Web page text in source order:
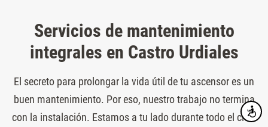
Servicios de mantenimiento
integrales en Castro Urdiales
El secreto para prolongar la vida útil de tu ascensor es un
buen mantenimiento. Por eso, nuestro trabajo no termina
con la instalación. Estamos a tu lado durante todo el ciclo